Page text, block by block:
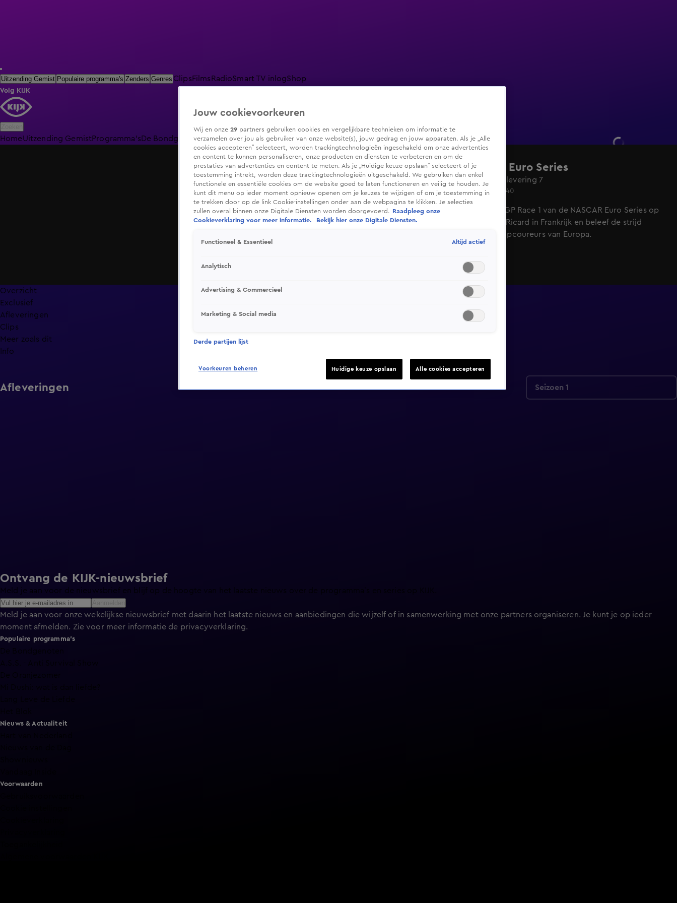
Uitzending Gemist Populaire programma's Zenders Genres ClipsFilmsRadioSmart TV inlogShop
Volg KIJK
HomeUitzending GemistProgramma's De BondgenotenDe OranjezomerLivestreamsShop
NASCAR Euro Series
Seizoen 1, aflevering 7
Za 23 mei, 13:40
Kijk naar V8GP Race 1 van de NASCAR Euro Series op
Circuit Paul Ricard in Frankrijk en beleef de strijd
tussen de topcoureurs van Europa.
Overzicht
Exclusief
Afleveringen
Clips
Meer zoals dit
Info
Afleveringen Seizoen 1
Ontvang de KIJK-nieuwsbrief
Meld je aan voor de nieuwsbrief en blijf op de hoogte van het laatste nieuws over de programma’s en series op KIJK.
Meld je aan voor onze wekelijkse nieuwsbrief met daarin het laatste nieuws en aanbiedingen die wijzelf of in samenwerking met onze partners organiseren. Je kunt je op ieder
moment afmelden. Zie voor meer informatie de privacyverklaring.
Populaire programma's
Nieuws & Actualiteit
Voorwaarden
Jouw cookievoorkeuren
Wij en onze 29 partners gebruiken cookies en vergelijkbare technieken om informatie te
verzamelen over jou als gebruiker van onze website(s), jouw gedrag en jouw apparaten. Als je „Alle
cookies accepteren” selecteert, worden trackingtechnologieën ingeschakeld om onze advertenties
en content te kunnen personaliseren, onze producten en diensten te verbeteren en om de
prestaties van advertenties en content te meten. Als je „Huidige keuze opslaan” selecteert of je
toestemming intrekt, worden deze trackingtechnologieën uitgeschakeld. We gebruiken dan enkel
functionele en essentiële cookies om de website goed te laten functioneren en veilig te houden. Je
kunt dit menu op ieder moment opnieuw openen om je keuzes te wijzigen of om je toestemming in
te trekken door op de link Cookie-instellingen onder aan de webpagina te klikken. Je selecties
zullen overal binnen onze Digitale Diensten worden doorgevoerd.
Raadpleeg onze
Cookieverklaring voor meer informatie.
Bekijk hier onze Digitale Diensten.
Functioneel & Essentieel Altijd actief
Analytisch
Advertising & Commercieel
Marketing & Social media
Derde partijen lijst
Voorkeuren beheren Huidige keuze opslaan Alle cookies accepteren